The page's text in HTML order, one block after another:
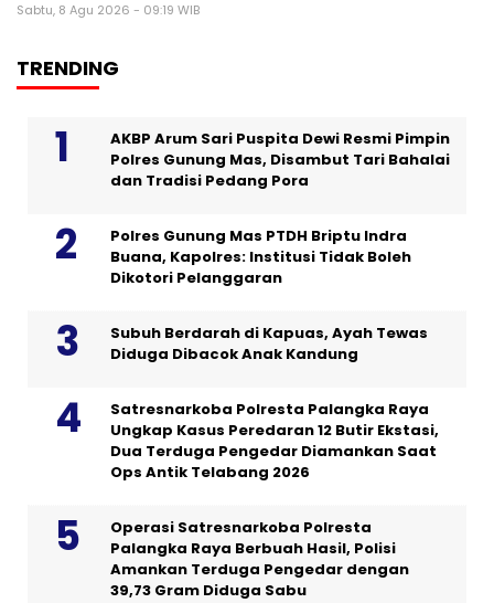
Sabtu, 8 Agu 2026 - 09:19 WIB
TRENDING
AKBP Arum Sari Puspita Dewi Resmi Pimpin
Polres Gunung Mas, Disambut Tari Bahalai
dan Tradisi Pedang Pora
Polres Gunung Mas PTDH Briptu Indra
Buana, Kapolres: Institusi Tidak Boleh
Dikotori Pelanggaran
Subuh Berdarah di Kapuas, Ayah Tewas
Diduga Dibacok Anak Kandung
Satresnarkoba Polresta Palangka Raya
Ungkap Kasus Peredaran 12 Butir Ekstasi,
Dua Terduga Pengedar Diamankan Saat
Ops Antik Telabang 2026
Operasi Satresnarkoba Polresta
Palangka Raya Berbuah Hasil, Polisi
Amankan Terduga Pengedar dengan
39,73 Gram Diduga Sabu